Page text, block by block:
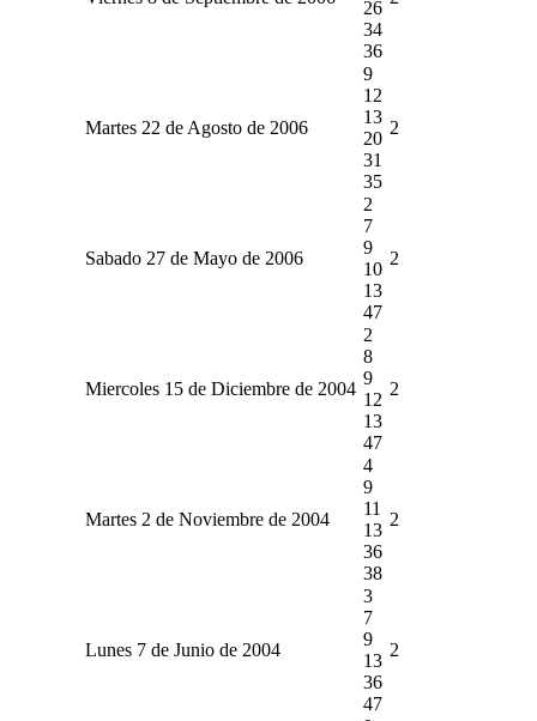
26
34
36
Martes 22 de Agosto de 2006
9
12
13
20
31
35
2
Sabado 27 de Mayo de 2006
2
7
9
10
13
47
2
Miercoles 15 de Diciembre de 2004
2
8
9
12
13
47
2
Martes 2 de Noviembre de 2004
4
9
11
13
36
38
2
Lunes 7 de Junio de 2004
3
7
9
13
36
47
2